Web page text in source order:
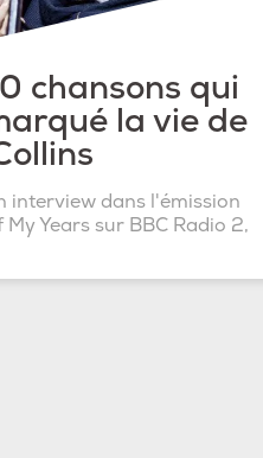
chansons qui
la vie de
interview dans l'émission
My Years sur BBC Radio 2,